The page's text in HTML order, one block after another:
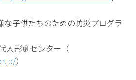
子供たちのための防災プログラ
人形劇センター（
）